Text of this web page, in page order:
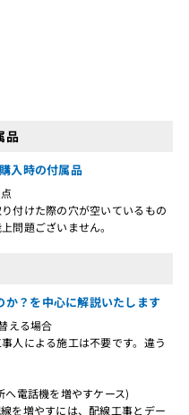
品
入時の付属品
付けた際の穴が空いているもの
問題ございません。
？を中心に解説いたします
える場合
による施工は不要です。違う
電話機を増やすケース)
増やすには、配線工事とデー